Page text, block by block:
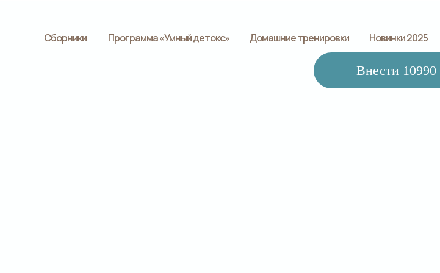
Программа «Умный детокс» Домашние тренировки Новинки 2025
Сборники
Внести 10990